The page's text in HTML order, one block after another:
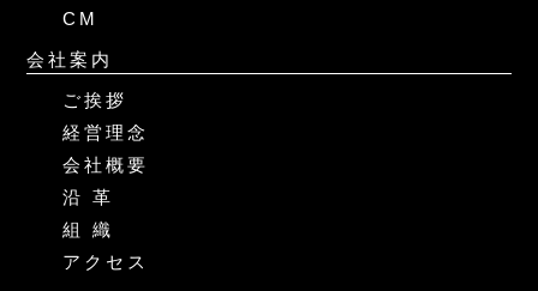
CM
会社案内
ご挨拶
経営理念
会社概要
沿 革
組 織
アクセス